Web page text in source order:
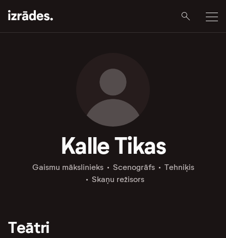
Kalle Tikas
Gaismu mākslinieks Scenogrāfs
Tehniķis
Skaņu režisors
Teātri